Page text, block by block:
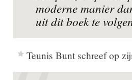
moderne manier
uit dit boek te
Teunis Bunt schreef op